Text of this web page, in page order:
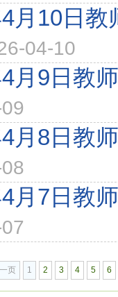
月10日
04-10
月9日教
月8日教
月7日教
一页 1 2 3 4 5 6